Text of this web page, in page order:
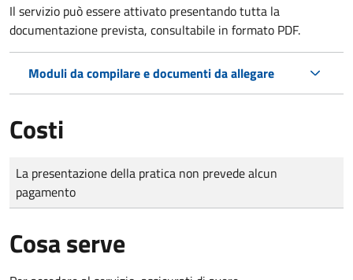
Il servizio può essere attivato presentando tutta la
documentazione prevista, consultabile in formato PDF.
Moduli da compilare e documenti da allegare
Costi
Tipo di pagamento
Importo
La presentazione della pratica non prevede alcun
pagamento
Cosa serve